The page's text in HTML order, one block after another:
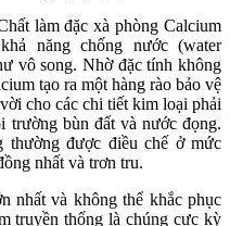
làm đặc xà phòng Calcium
năng chống nước (water
vô song. Nhờ đặc tính không
tạo ra một hàng rào bảo vệ
cho các chi tiết kim loại phải
trường bùn đất và nước đọng.
được điều chế ở mức
nhất và trơn tru.
nhất và không thể khắc phục
truyền thống là chúng cực kỳ